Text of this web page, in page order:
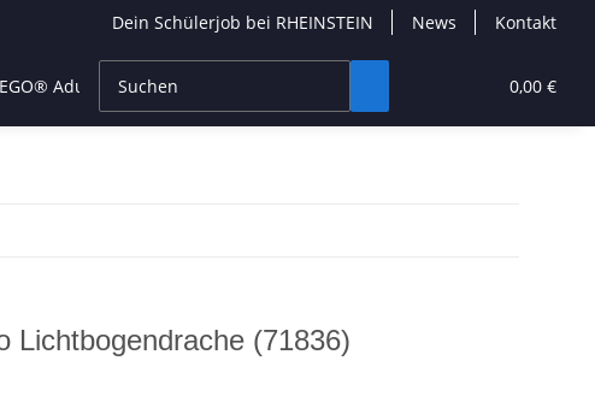
Dein Schülerjob bei RHEINSTEIN News Kontakt
0,00 €
Adult Builder
Lichtbogendrache (71836)